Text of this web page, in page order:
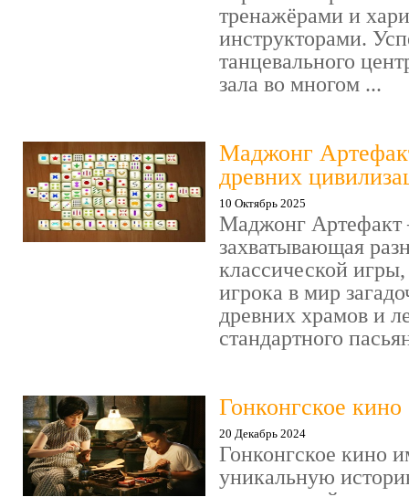
тренажёрами и
инструкторами.
танцевального
зала во многом ...
Маджонг
древних
10 Октябрь 2025
Маджонг
захватывающая
классической
игрока в мир
древних храмов и
стандартного
Гонконгское кино
20 Декабрь 2024
Гонконгское кино
уникальную